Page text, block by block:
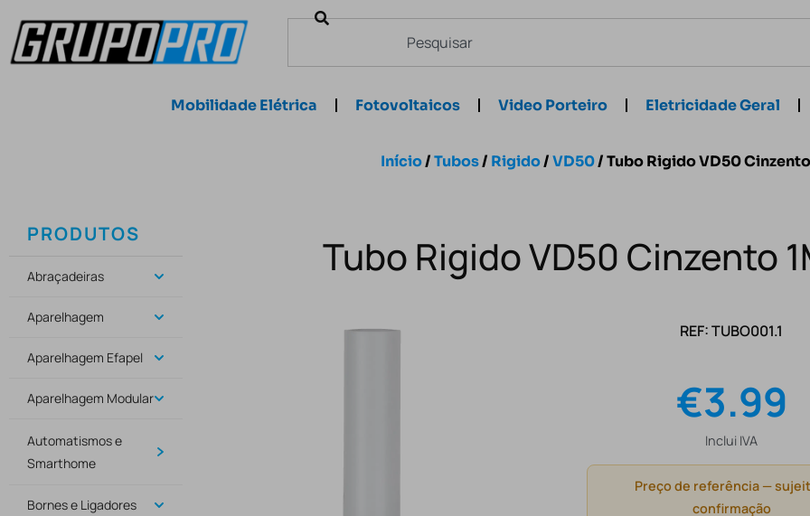
Mobilidade Elétrica Fotovoltaicos Video Porteiro Eletricidade Geral
Início/Tubos/ Rigido/VD50/ Tubo Rigido VD50
PRODUTOS
Abraçadeiras
Aparelhagem
Aparelhagem Efapel
Aparelhagem Modular
Automatismos e
Smarthome
Bornes e Ligadores
Tubo Rigido VD50 Cinzento
REF: TUBO001.1
€3.99
Inclui IVA
Preço de referência —
confirmação